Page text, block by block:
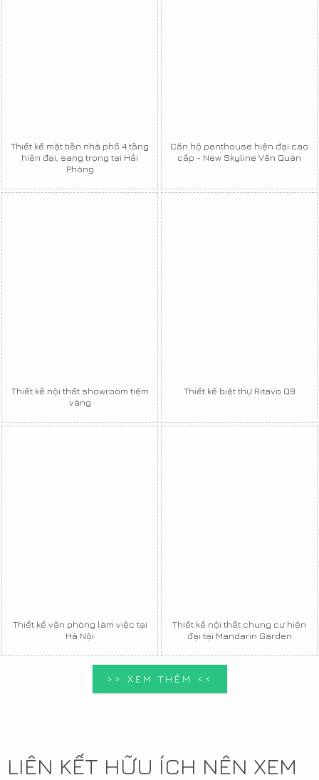
Thiết kế mặt tiền nhà phố 4 tầng
hiện đại, sang trọng tại Hải
Phòng
Căn hộ penthouse hiện đại cao
cấp - New Skyline Văn Quán
Thiết kế nội thất showroom tiệm
vàng
Thiết kế biệt thự Ritavo Q9
Thiết kế văn phòng làm việc tại
Hà Nội
Thiết kế nội thất chung cư hiện
đại tại Mandarin Garden
>> XEM THÊM <<
LIÊN KẾT HỮU ÍCH NÊN XEM